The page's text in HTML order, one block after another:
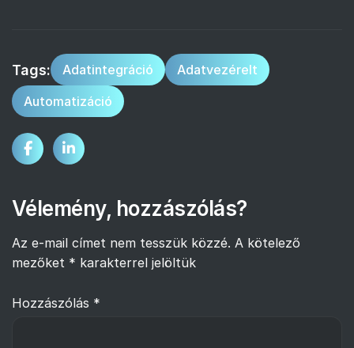
Tags: Adatintegráció
Adatvezérelt
Automatizáció
Vélemény, hozzászólás?
Az e-mail címet nem tesszük közzé. A kötelező
mezőket * karakterrel jelöltük
Hozzászólás *